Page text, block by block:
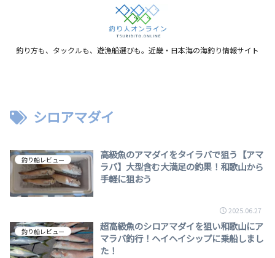
釣り方も、タックルも、遊漁船選びも。近畿・日本海の海釣り情報サイト
シロアマダイ
釣り船レビュー
高級魚のアマダイをタイラバで狙う【アマ
ラバ】大型含む大満足の釣果！和歌山から
手軽に狙おう
2025.06.27
釣り船レビュー
超高級魚のシロアマダイを狙い和歌山にア
マラバ釣行！ヘイヘイシップに乗船しまし
た！